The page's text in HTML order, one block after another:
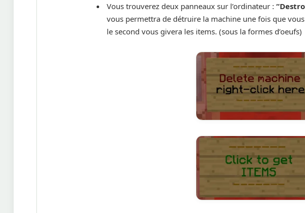
Vous trouverez deux panneaux sur l’ordinateur :
vous permettra de détruire la machine une fois que
le second vous givera les items. (sous la formes d’oeufs)